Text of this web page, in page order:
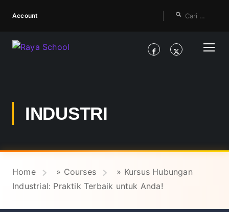
Account
INDUSTRI
Home » Courses » Kursus Hubungan
Industrial: Praktik Terbaik untuk Anda!